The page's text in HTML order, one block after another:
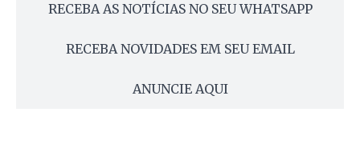
RECEBA AS NOTÍCIAS NO SEU WHATSAPP
RECEBA NOVIDADES EM SEU EMAIL
ANUNCIE AQUI